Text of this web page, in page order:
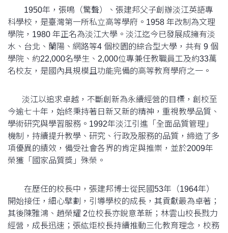
1950年，張鳴（驚聲）、張建邦父子創辦淡江英語專
科學校，是臺灣第一所私立高等學府。1958 年改制為文理
學院，1980 年正名為淡江大學。淡江迄今已發展成擁有淡
水、台北、蘭陽、網路等4 個校園的綜合型大學，共有 9 個
學院、約22,000名學生、2,000位專兼任教職員工及約33萬
名校友，是國內具規模且功能完備的高等教育學府之一。
淡江以追求卓越，不斷創新為永續經營的目標，創校至
今逾七十年，始終秉持著日新又新的精神，重視教學品質、
學術研究與學習服務。1992年淡江引進「全面品質管理」
機制，持續提升教學、研究、行政及服務的品質，締造了多
項優異的績效，備受社會各界的肯定與推崇，並於2009年
榮獲「國家品質獎」殊榮。
在歷任的校長中，張建邦博士從民國53年（1964年）
開始接任，細心擘劃，引導學校的成長，其貢獻最為卓著；
其後陳雅鴻、趙榮耀 2位校長亦銳意革新；林雲山校長戮力
經營，成長迅速；張紘炬校長持續推動三化教育理念，校務